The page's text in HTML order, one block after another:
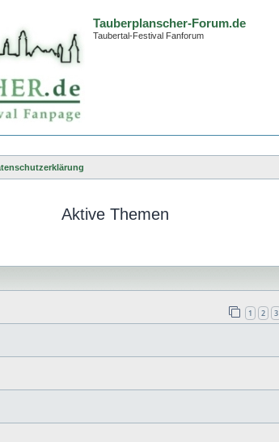
Tauberplanscher-Forum.de
Taubertal-Festival Fanforum
Aktive Themen
1 2 3